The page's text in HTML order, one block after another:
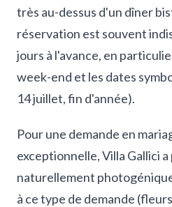
très au-dessus d'un dîner
réservation est souvent
jours à l'avance, en
week-end et les dates
14 juillet, fin d'année).
Pour une demande en
exceptionnelle, Villa Gallici
naturellement
à ce type de demande